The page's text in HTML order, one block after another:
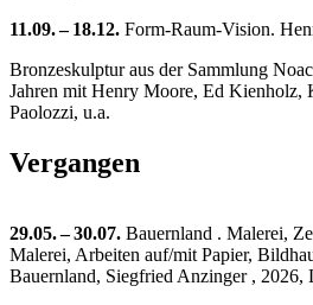
11.09. – 18.12. Form-Raum-Vision.
Bronzeskulptur aus der Sammlung
Jahren mit Henry Moore, Ed Kienholz,
Paolozzi, u.a.
Vergangen
29.05. – 30.07. Bauernland . Malerei,
Malerei, Arbeiten auf/mit Papier,
Bauernland, Siegfried Anzinger ,